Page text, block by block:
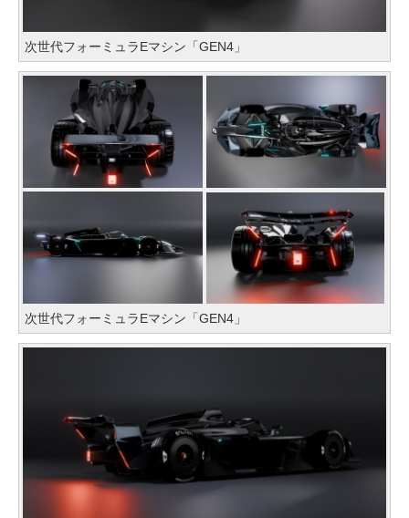
次世代フォーミュラEマシン「GEN4」
次世代フォーミュラEマシン「GEN4」